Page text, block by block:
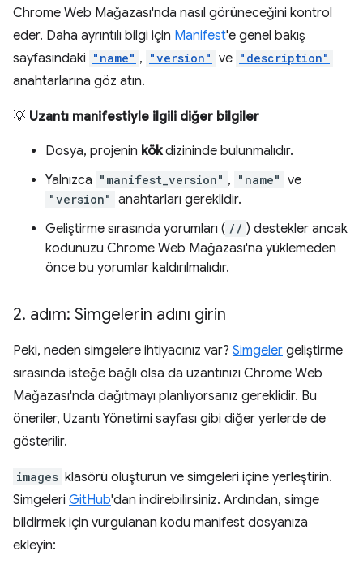
Chrome Web Mağazası'nda nasıl görüneceğini kontrol
eder. Daha ayrıntılı bilgi için Manifest'e genel bakış
sayfasındaki "name" , "version" ve "description"
anahtarlarına göz atın.
💡 Uzantı manifestiyle ilgili diğer bilgiler
Dosya, projenin kökdizininde bulunmalıdır.
Yalnızca "manifest_version" , "name" ve
"version" anahtarları gereklidir.
Geliştirme sırasında yorumları ( // ) destekler ancak
kodunuzu Chrome Web Mağazası'na yüklemeden
önce bu yorumlar kaldırılmalıdır.
2. adım: Simgelerin adını girin
Peki, neden simgelere ihtiyacınız var? Simgeler geliştirme
sırasında isteğe bağlı olsa da uzantınızı Chrome Web
Mağazası'nda dağıtmayı planlıyorsanız gereklidir. Bu
öneriler, Uzantı Yönetimi sayfası gibi diğer yerlerde de
gösterilir.
images klasörü oluşturun ve simgeleri içine yerleştirin.
Simgeleri GitHub'dan indirebilirsiniz. Ardından, simge
bildirmek için vurgulanan kodu manifest dosyanıza
ekleyin: